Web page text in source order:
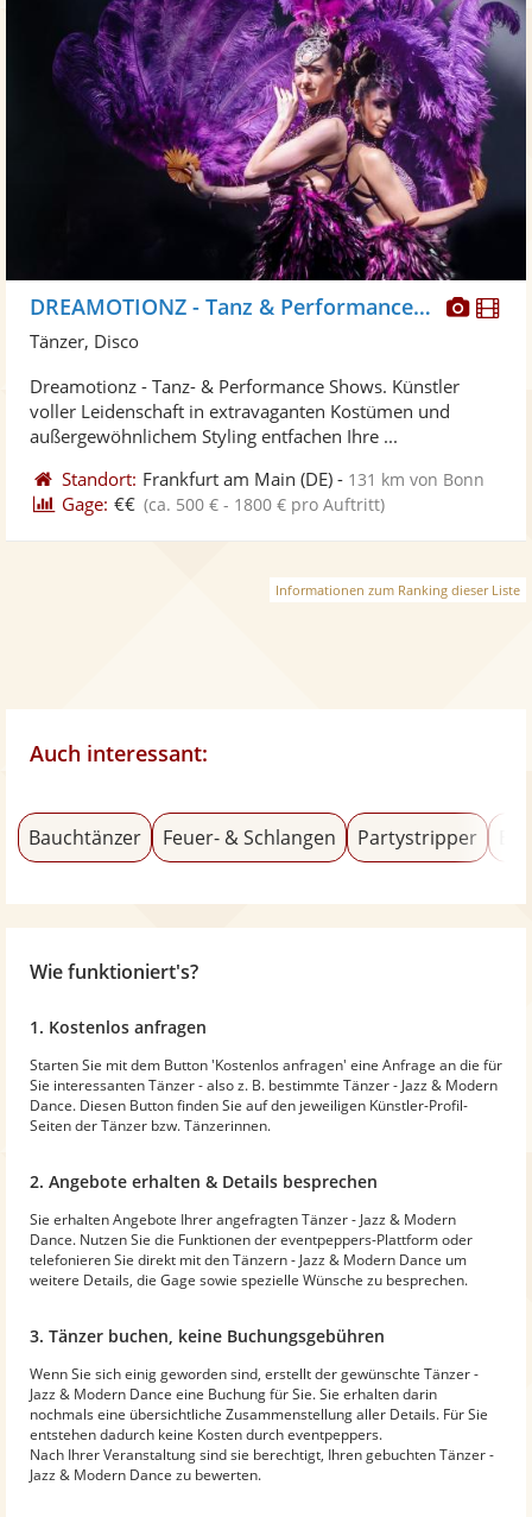
DREAMOTIONZ - Tanz & Performance Shows
Tänzer, Disco
Dreamotionz - Tanz- & Performance Shows. Künstler
voller Leidenschaft in extravaganten Kostümen und
außergewöhnlichem Styling entfachen Ihre ...
Standort: Frankfurt am Main (DE) - 131 km von Bonn
Gage: €€ (ca. 500 € - 1800 € pro Auftritt)
Informationen zum Ranking dieser Liste
Auch interessant:
Bauchtänzer Feuer- & Schlangen Partystripper
Wie funktioniert's?
1. Kostenlos anfragen
Starten Sie mit dem Button 'Kostenlos anfragen' eine Anfrage an die für
Sie interessanten Tänzer - also z. B. bestimmte Tänzer - Jazz & Modern
Dance. Diesen Button finden Sie auf den jeweiligen Künstler-Profil-
Seiten der Tänzer bzw. Tänzerinnen.
2. Angebote erhalten & Details besprechen
Sie erhalten Angebote Ihrer angefragten Tänzer - Jazz & Modern
Dance. Nutzen Sie die Funktionen der eventpeppers-Plattform oder
telefonieren Sie direkt mit den Tänzern - Jazz & Modern Dance um
weitere Details, die Gage sowie spezielle Wünsche zu besprechen.
3. Tänzer buchen, keine Buchungsgebühren
Wenn Sie sich einig geworden sind, erstellt der gewünschte Tänzer -
Jazz & Modern Dance eine Buchung für Sie. Sie erhalten darin
nochmals eine übersichtliche Zusammenstellung aller Details. Für Sie
entstehen dadurch keine Kosten durch eventpeppers.
Nach Ihrer Veranstaltung sind sie berechtigt, Ihren gebuchten Tänzer -
Jazz & Modern Dance zu bewerten.